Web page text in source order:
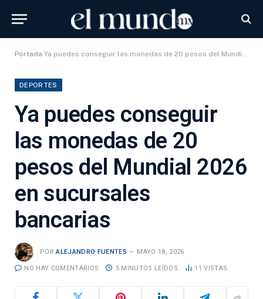
Portada Ya puedes conseguir las monedas de 20 pesos del Mundial 2026 en sucursales bancarias
DEPORTES
Ya puedes conseguir
las monedas de 20
pesos del Mundial 2026
en sucursales
bancarias
POR ALEJANDRO FUENTES MAYO 18, 2026
NO HAY COMENTARIOS 5 MINUTOS LEÍDOS 11VISTAS